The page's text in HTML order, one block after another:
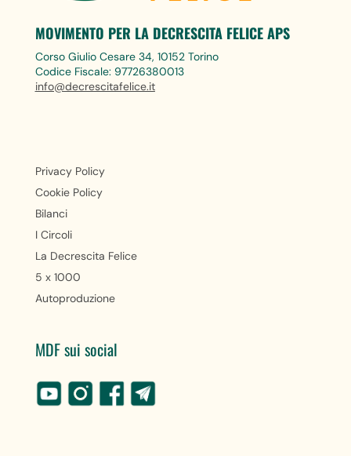
MOVIMENTO PER LA DECRESCITA FELICE APS
Corso Giulio Cesare 34, 10152 Torino
Codice Fiscale: 97726380013
info@decrescitafelice.it
Privacy Policy
Cookie Policy
Bilanci
I Circoli
La Decrescita Felice
5 x 1000
Autoproduzione
MDF sui social